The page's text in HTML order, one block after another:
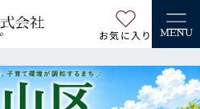
お気に入り MENU